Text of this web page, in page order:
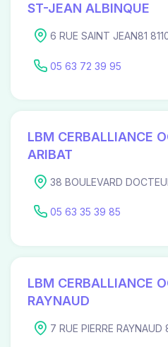
ST-JEAN ALBINQUE
6 RUE SAINT JEAN81
05 63 72 39 95
LBM CERBALLIANCE
ARIBAT
38 BOULEVARD
05 63 35 39 85
LBM CERBALLIANCE
RAYNAUD
7 RUE PIERRE